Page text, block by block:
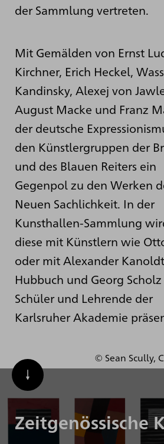
der Sammlung vertreten.
Mit Gemälden von Ernst
Kirchner, Erich Heckel,
Kandinsky, Alexej von
August Macke und Franz
der deutsche
den Künstlergruppen der
und des Blauen Reiters ein
Gegenpol zu den Werken
Neuen Sachlichkeit. In der
Kunsthallen-Sammlung
diese mit Künstlern wie
oder mit Alexander
Hubbuch und Georg
Schüler und Lehrende der
Karlsruher Akademie
© Sean Scully,
Zeitgenössische